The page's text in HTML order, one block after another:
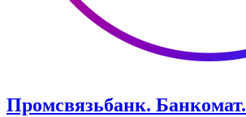
Промсвязьбанк. ​Банкомат.